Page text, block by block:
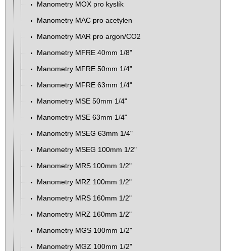
Manometry MOX pro kyslík
Manometry MAC pro acetylen
Manometry MAR pro argon/CO2
Manometry MFRE 40mm 1/8"
Manometry MFRE 50mm 1/4"
Manometry MFRE 63mm 1/4"
Manometry MSE 50mm 1/4"
Manometry MSE 63mm 1/4"
Manometry MSEG 63mm 1/4"
Manometry MSEG 100mm 1/2"
Manometry MRS 100mm 1/2"
Manometry MRZ 100mm 1/2"
Manometry MRS 160mm 1/2"
Manometry MRZ 160mm 1/2"
Manometry MGS 100mm 1/2"
Manometry MGZ 100mm 1/2"